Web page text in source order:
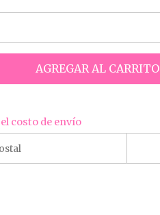
AGREGAR AL CARRITO
costo de envío